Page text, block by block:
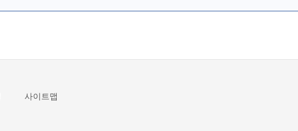
사이트맵